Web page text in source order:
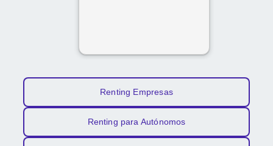
Renting Empresas
Renting para Autónomos